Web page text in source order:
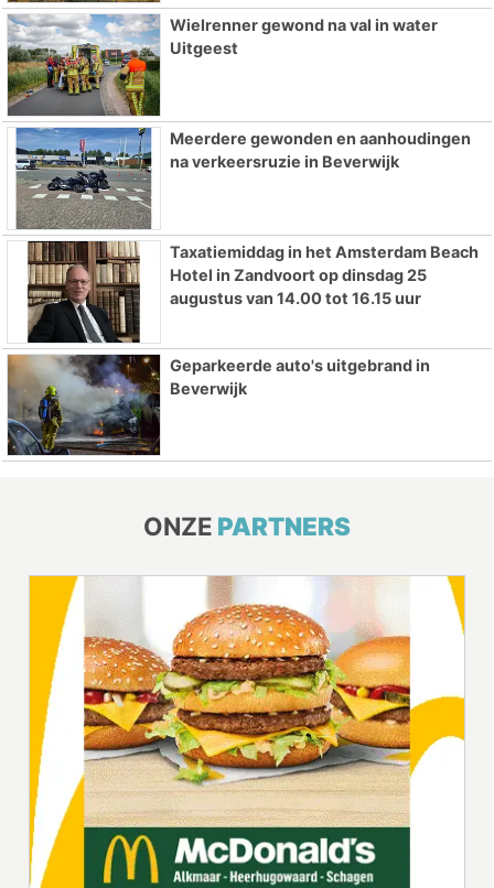
Wielrenner gewond na val in water
Uitgeest
Meerdere gewonden en aanhoudingen
na verkeersruzie in Beverwijk
Taxatiemiddag in het Amsterdam Beach
Hotel in Zandvoort op dinsdag 25
augustus van 14.00 tot 16.15 uur
Geparkeerde auto's uitgebrand in
Beverwijk
ONZE PARTNERS